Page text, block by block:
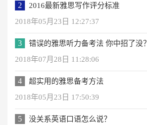
2
2016最新雅思写作评分标准
2018年05月23日 12:27:37
3
错误的雅思听力备考法 你中招了没？
2018年07月28日 11:28:06
4
超实用的雅思备考方法
2018年05月23日 17:50:39
5
没关系英语口语怎么说？